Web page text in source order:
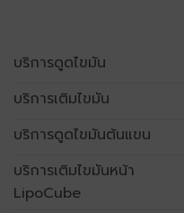
บริการดูดไขมัน
บริการเติมไขมัน
บริการดูดไขมันต้นแขน
บริการเติมไขมันหน้า
LipoCube